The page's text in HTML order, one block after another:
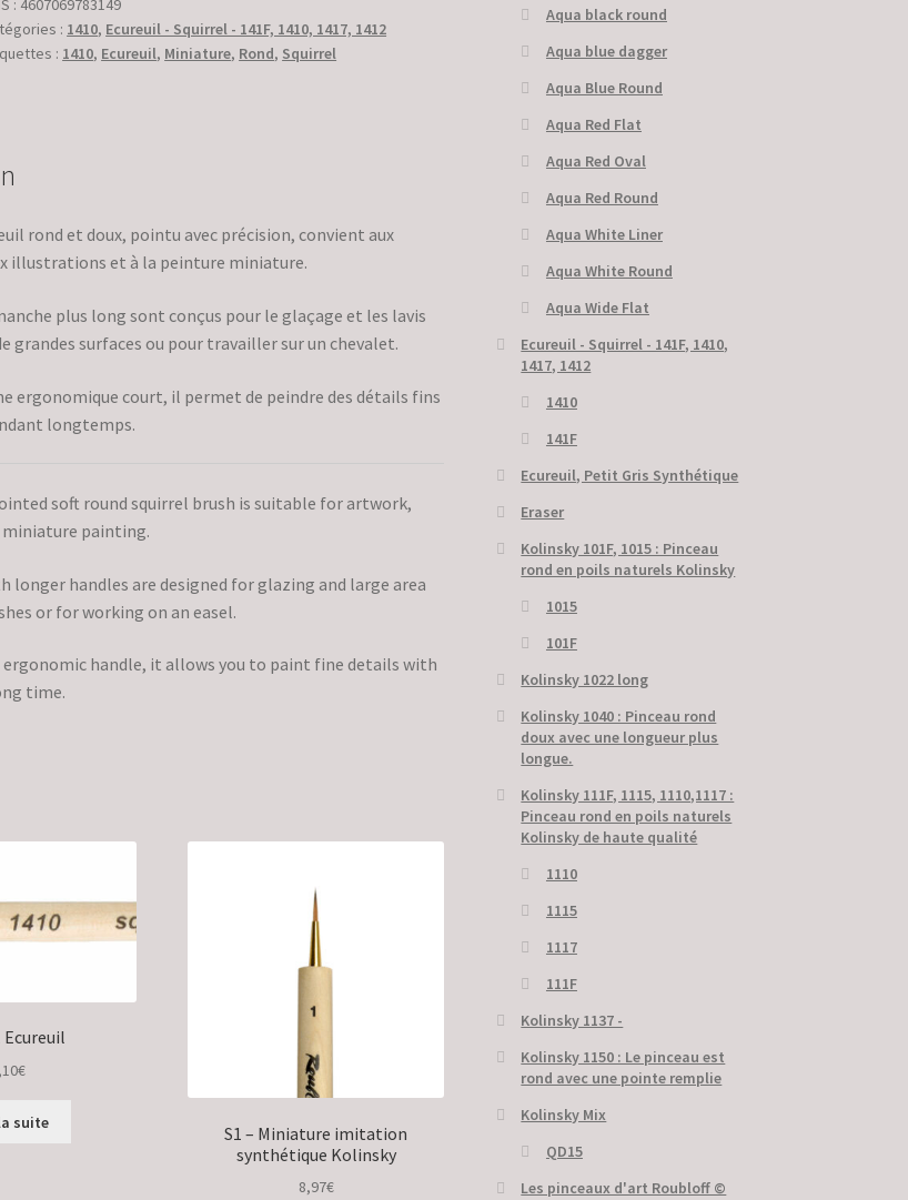
: 4607069783149
: 1410, Ecureuil - Squirrel - 141F, 1410, 1417, 1412
: 1410, Ecureuil, Miniature, Rond, Squirrel
rond et doux, pointu avec précision, convient aux
illustrations et à la peinture miniature.
plus long sont conçus pour le glaçage et les lavis
grandes surfaces ou pour travailler sur un chevalet.
ergonomique court, il permet de peindre des détails fins
longtemps.
soft round squirrel brush is suitable for artwork,
painting.
longer handles are designed for glazing and large area
or for working on an easel.
handle, it allows you to paint fine details with
time.
Ecureuil
€
suite
S1 – Miniature imitation
synthétique Kolinsky
8,97€
Aqua black round
Aqua blue dagger
Aqua Blue Round
Aqua Red Flat
Aqua Red Oval
Aqua Red Round
Aqua White Liner
Aqua White Round
Aqua Wide Flat
Ecureuil - Squirrel - 141F, 1410,
1417, 1412
1410
141F
Ecureuil, Petit Gris Synthétique
Eraser
Kolinsky 101F, 1015 : Pinceau
rond en poils naturels Kolinsky
1015
101F
Kolinsky 1022 long
Kolinsky 1040 : Pinceau rond
doux avec une longueur plus
longue.
Kolinsky 111F, 1115, 1110,1117 :
Pinceau rond en poils naturels
Kolinsky de haute qualité
1110
1115
1117
111F
Kolinsky 1137 -
Kolinsky 1150 : Le pinceau est
rond avec une pointe remplie
Kolinsky Mix
QD15
Les pinceaux d'art Roubloff ©